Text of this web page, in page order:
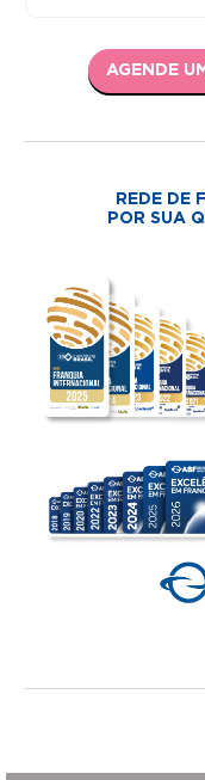
AGENDE
REDE DE
POR SUA